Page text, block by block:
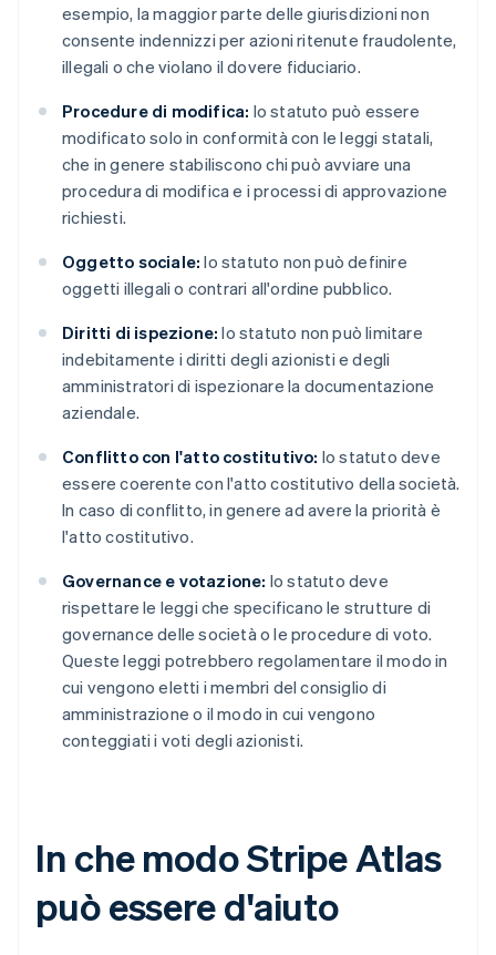
esempio, la maggior parte delle giurisdizioni non
consente indennizzi per azioni ritenute fraudolente,
illegali o che violano il dovere fiduciario.
Procedure di modifica: lo statuto può essere
modificato solo in conformità con le leggi statali,
che in genere stabiliscono chi può avviare una
procedura di modifica e i processi di approvazione
richiesti.
Oggetto sociale: lo statuto non può definire
oggetti illegali o contrari all'ordine pubblico.
Diritti di ispezione: lo statuto non può limitare
indebitamente i diritti degli azionisti e degli
amministratori di ispezionare la documentazione
aziendale.
Conflitto con l'atto costitutivo: lo statuto deve
essere coerente con l'atto costitutivo della società.
In caso di conflitto, in genere ad avere la priorità è
l'atto costitutivo.
Governance e votazione: lo statuto deve
rispettare le leggi che specificano le strutture di
governance delle società o le procedure di voto.
Queste leggi potrebbero regolamentare il modo in
cui vengono eletti i membri del consiglio di
amministrazione o il modo in cui vengono
conteggiati i voti degli azionisti.
In che modo Stripe Atlas
può essere d'aiuto